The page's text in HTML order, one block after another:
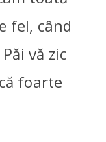
fel, când
vă zic
foarte